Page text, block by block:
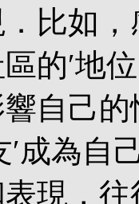
比如
的′地
自己的
成為自
現，往